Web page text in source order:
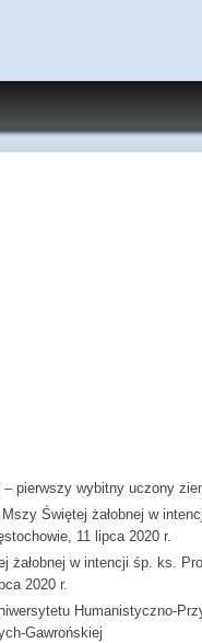
– pierwszy wybitny uczony
Świętej żałobnej w
11 lipca 2020 r.
żałobnej w intencji śp. ks.
2020 r.
Humanistyczno-
Gawrońskiej